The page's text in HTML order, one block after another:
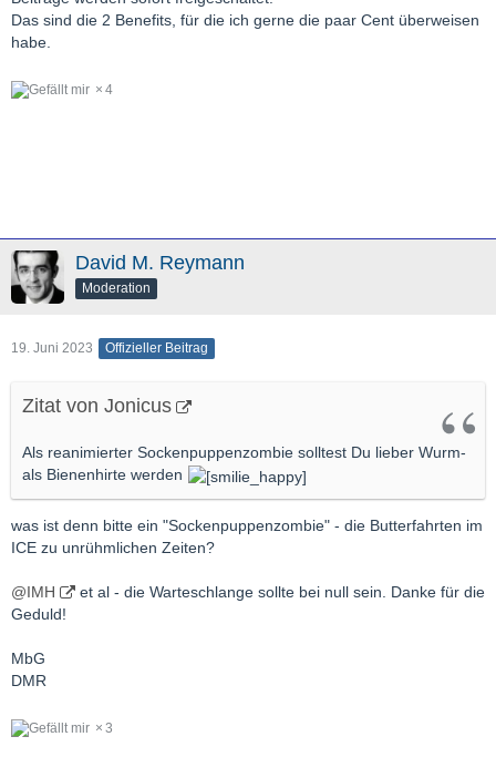
Das sind die 2 Benefits, für die ich gerne die paar Cent überweisen
habe.
4
David M. Reymann
Moderation
19. Juni 2023 Offizieller Beitrag
Zitat von Jonicus
Als reanimierter Sockenpuppenzombie solltest Du lieber Wurm-
als Bienenhirte werden
was ist denn bitte ein "Sockenpuppenzombie" - die Butterfahrten im
ICE zu unrühmlichen Zeiten?
@IMH
et al - die Warteschlange sollte bei null sein. Danke für die
Geduld!
MbG
DMR
3